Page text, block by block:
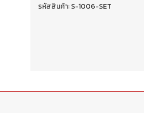
รหัสสินค้า:S-1006-SET